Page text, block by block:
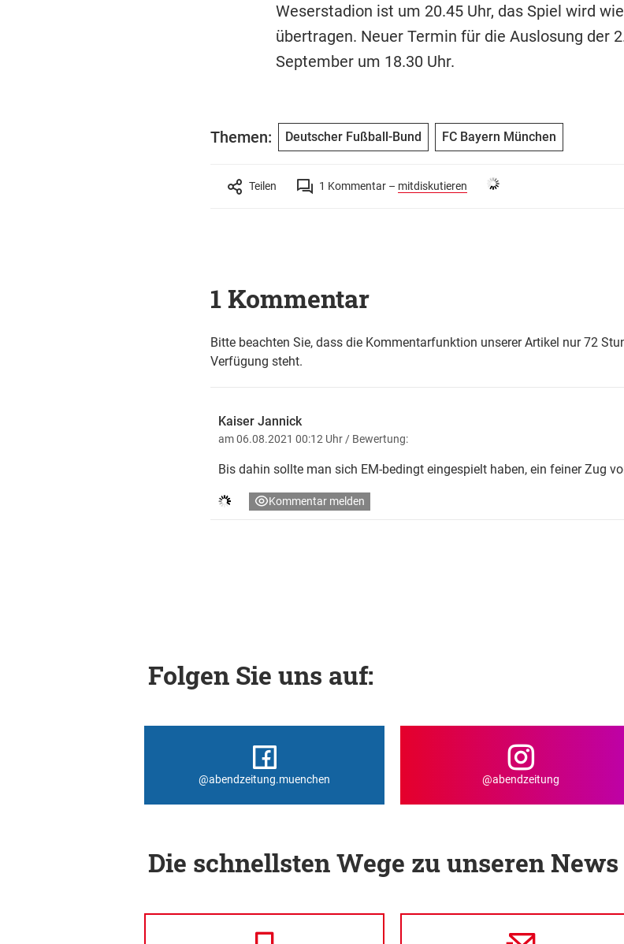
Weserstadion ist um 20.45 Uhr, das Spiel wird
übertragen. Neuer Termin für die Auslosung der
September um 18.30 Uhr.
Themen: Deutscher Fußball-Bund FC Bayern München
Teilen 1 Kommentar – mitdiskutieren
1 Kommentar
Bitte beachten Sie, dass die Kommentarfunktion unserer Artikel nur 72
Verfügung steht.
Kaiser Jannick
am 06.08.2021 00:12 Uhr/ Bewertung:
Bis dahin sollte man sich EM-bedingt eingespielt haben, ein feiner Zug
Kommentar melden
Folgen Sie uns auf:
@abendzeitung.muenchen @abendzeitung
Die schnellsten Wege zu unseren News